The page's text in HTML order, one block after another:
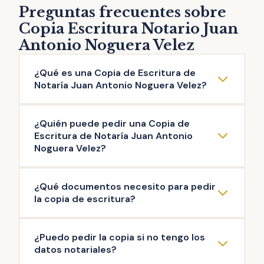
Preguntas frecuentes sobre
Copia Escritura Notario Juan
Antonio Noguera Velez
¿Qué es una Copia de Escritura de
Notaría Juan Antonio Noguera Velez?
Antonio Noguera Velez es una reproducción
literal del contenido de una escritura original
público firmado en esta Notaría: escritura de
compraventa, de hipoteca, testamento,
herencia, poder de representación,
escrituras de operaciones societarias, entre
otras.
¿Quién puede pedir una Copia de
Escritura de Notaría Juan Antonio
Noguera Velez?
Notaría Juan Antonio Noguera Velez las
personas que intervinieron en la misma, así
como aquellas que acrediten un interés
legítimo (ej: herederos del propietario). Es el
Notario quien decide si existe interés legítimo
¿Qué documentos necesito para pedir
la copia de escritura?
trámite de copia de escritura de Notaría
Juan Antonio Noguera Velez es: copia de tu
¿Puedo pedir la copia si no tengo los
datos notariales?